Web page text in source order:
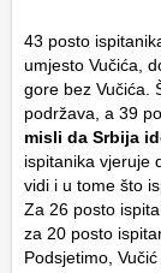
43 posto
umjesto Vučića,
gore bez Vučića.
podržava, a 39
misli da Srbija
ispitanika vjeruje
vidi i u tome što
Za 26 posto
za 20 posto
Podsjetimo,